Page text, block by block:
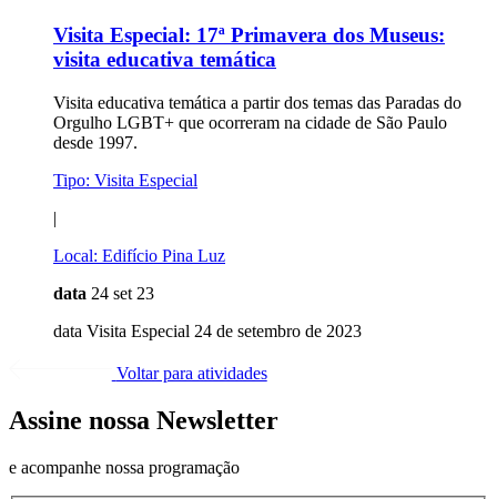
Visita Especial: 17ª Primavera dos Museus:
visita educativa temática
Visita educativa temática a partir dos temas das Paradas do
Orgulho LGBT+ que ocorreram na cidade de São Paulo
desde 1997.
Tipo: Visita Especial
|
Local: Edifício Pina Luz
data 24 set 23
data Visita Especial 24 de setembro de 2023
Voltar para atividades
Assine nossa Newsletter
e acompanhe nossa programação